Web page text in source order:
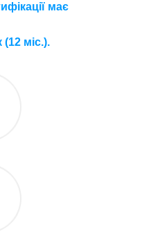
має
(12 міс.).